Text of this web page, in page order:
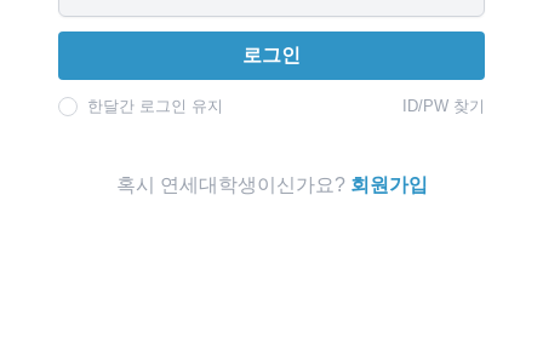
로그인
한달간 로그인 유지 ID/PW 찾기
혹시 연세대학생이신가요? 회원가입